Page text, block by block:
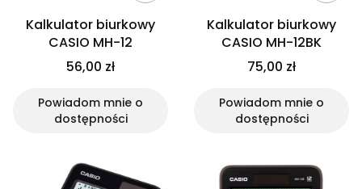
Kalkulator biurkowy
CASIO MH-12
56,00 zł
Powiadom mnie o
dostępności
Kalkulator biurkowy
CASIO MH-12BK
75,00 zł
Powiadom mnie o
dostępności